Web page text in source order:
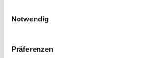
Notwendig
Präferenzen